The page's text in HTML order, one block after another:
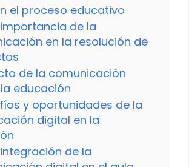
el proceso educativo
importancia de la
en la resolución de
de la comunicación
educación
y oportunidades de la
digital en la
de la